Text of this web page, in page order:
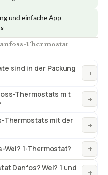
und einfache App-
Thermostat
sind in der Packung
+
Thermostats mit
+
Thermostats mit der
+
Wei? 1-Thermostat? +
Danfos? Wei? 1 und
+